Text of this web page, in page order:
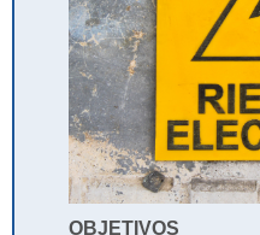
OBJETIVOS